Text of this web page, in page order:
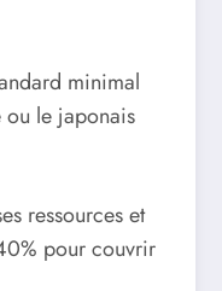
minimal
ou le japonais
ressources et
pour couvrir